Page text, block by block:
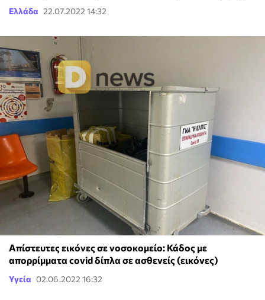
Ελλάδα 22.07.2022 14:32
Απίστευτες εικόνες σε νοσοκομείο: Κάδος με
απορρίμματα covid δίπλα σε ασθενείς (εικόνες)
Υγεία 02.06.2022 16:32